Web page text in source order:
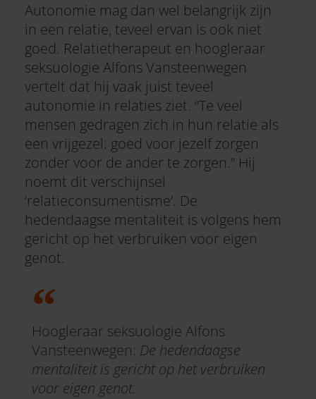
Autonomie mag dan wel belangrijk zijn
in een relatie, teveel ervan is ook niet
goed. Relatietherapeut en hoogleraar
seksuologie Alfons Vansteenwegen
vertelt dat hij vaak juist teveel
autonomie in relaties ziet. “Te veel
mensen gedragen zich in hun relatie als
een vrijgezel: goed voor jezelf zorgen
zonder voor de ander te zorgen.” Hij
noemt dit verschijnsel
‘relatieconsumentisme’. De
hedendaagse mentaliteit is volgens hem
gericht op het verbruiken voor eigen
genot.
Hoogleraar seksuologie Alfons
Vansteenwegen: De hedendaagse
mentaliteit is gericht op het verbruiken
voor eigen genot.